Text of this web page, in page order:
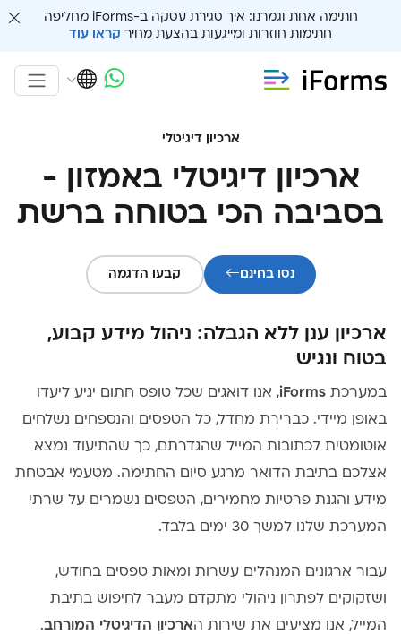
חתימה אחת וגמרנו: איך סגירת עסקה ב-iForms מחליפה
חתימות חוזרות ומייגעות בהצעת מחיר קראו עוד
ארכיון דיגיטלי
ארכיון דיגיטלי באמזון -
בסביבה הכי בטוחה ברשת
נסו בחינם קבעו הדגמה
ארכיון ענן ללא הגבלה: ניהול מידע קבוע,
בטוח ונגיש
במערכת iForms, אנו דואגים שכל טופס חתום יגיע ליעדו
באופן מיידי. כברירת מחדל, כל הטפסים והנספחים נשלחים
אוטומטית לכתובות המייל שהגדרתם, כך שהתיעוד נמצא
אצלכם בתיבת הדואר מרגע סיום החתימה. מטעמי אבטחת
מידע והגנת פרטיות מחמירים, הטפסים נשמרים על שרתי
המערכת שלנו למשך 30 ימים בלבד.
עבור ארגונים המנהלים עשרות ומאות טפסים בחודש,
ושזקוקים לפתרון ניהולי מתקדם מעבר לחיפוש בתיבת
המייל, אנו מציעים את שירות הארכיון הדיגיטלי המורחב.